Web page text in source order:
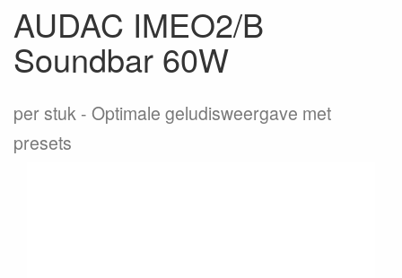
AUDAC IMEO2/B
Soundbar 60W
per stuk
Optimale geludisweergave met
presets